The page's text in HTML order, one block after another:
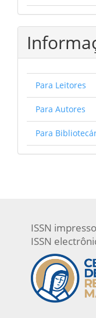
Para Leitores
Para Autores
Para
ISSN
ISSN